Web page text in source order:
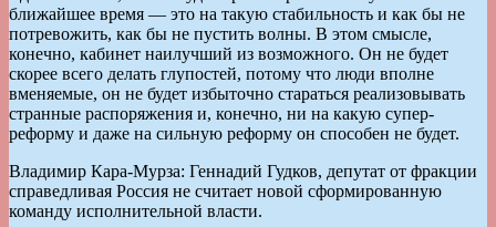
ближайшее время — это на такую стабильность и как бы не
потревожить, как бы не пустить волны. В этом смысле,
конечно, кабинет наилучший из возможного. Он не будет
скорее всего делать глупостей, потому что люди вполне
вменяемые, он не будет избыточно стараться реализовывать
странные распоряжения и, конечно, ни на какую супер-
реформу и даже на сильную реформу он способен не будет.
Владимир Кара-Мурза: Геннадий Гудков, депутат от фракции
справедливая Россия не считает новой сформированную
команду исполнительной власти.